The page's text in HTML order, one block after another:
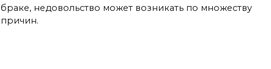
браке, недовольство может возникать по множеству
причин.